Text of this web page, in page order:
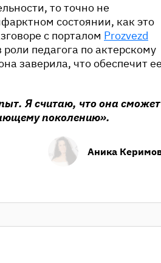
то точно не
состоянии, как это
с порталом Prozvezd
педагога по актерскому
заверила, что обеспечит
Я считаю, что она сможет
поколению».
Аника